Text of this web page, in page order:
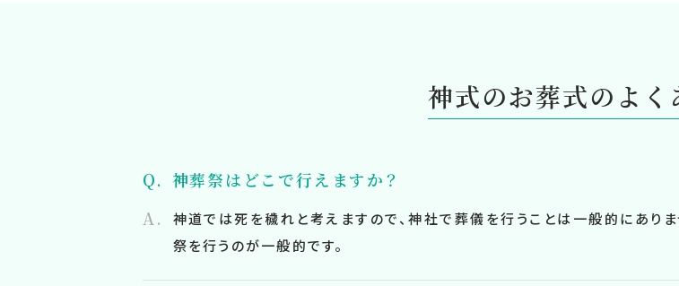
神式のお葬式の よ
神葬祭はどこで行えますか？
神道では死を穢れと考えますので、神社で葬儀を行うことは一般的にあり
祭を行うのが一般的です。